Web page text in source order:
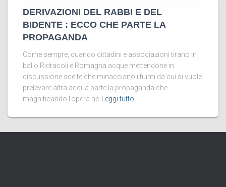
DERIVAZIONI DEL RABBI E DEL
BIDENTE : ECCO CHE PARTE LA
PROPAGANDA
Come sempre, quando cittadini e associazioni tirano in
ballo Ridracoli e Romagna acque mettendone in
discussione scelte che minacciano i fiumi da cui si vuole
prelevare altra acqua parte la propaganda che
magnificando l’opera ne
Leggi tutto